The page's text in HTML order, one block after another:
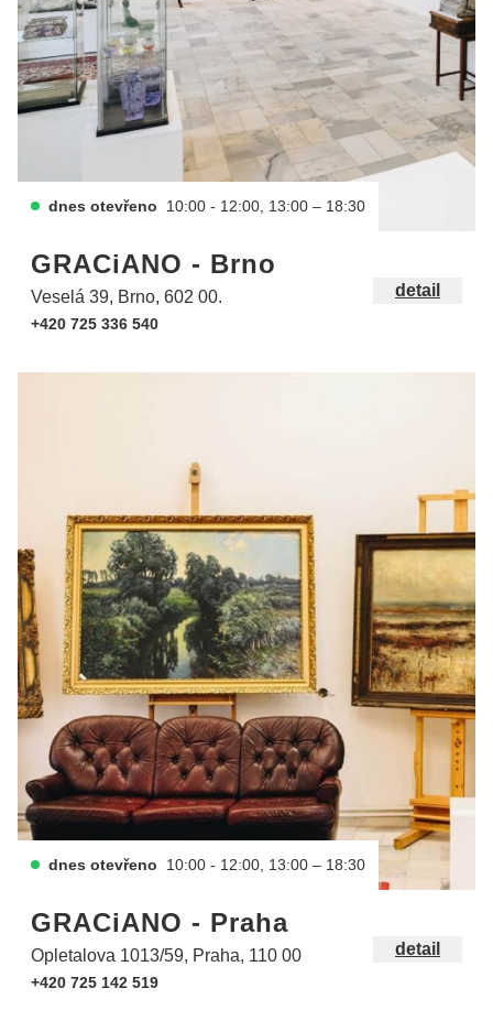
dnes otevřeno 10:00 - 12:00, 13:00 – 18:30
GRACiANO - Brno
Veselá 39, Brno, 602 00.
+420 725 336 540
detail
dnes otevřeno 10:00 - 12:00, 13:00 – 18:30
GRACiANO - Praha
Opletalova 1013/59, Praha, 110 00
+420 725 142 519
detail